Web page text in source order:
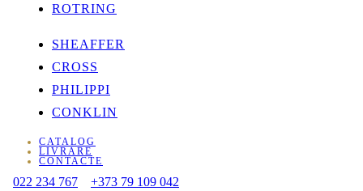
ROTRING
SHEAFFER
CROSS
PHILIPPI
CONKLIN
CATALOG
LIVRARE
CONTACTE
022 234 767
+373 79 109 042